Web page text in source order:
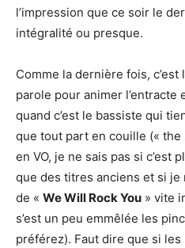
l’impression que ce soir le
intégralité ou presque.
Comme la dernière fois,
parole pour animer
quand c’est le bassiste qui
que tout part en couille («
en VO, je ne sais pas si c’est
que des titres anciens et si
de « We Will Rock You » vite
s’est un peu emmêlée les
préférez). Faut dire que si